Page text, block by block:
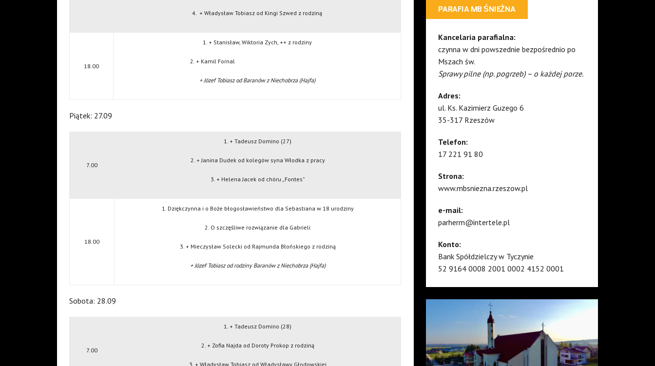
4. + Władysław Tobiasz od Kingi Szwed z rodziną
18.00
1. + Stanisław, Wiktoria Zych, ++ z rodziny
2. + Kamil Fornal
+ Józef Tobiasz od Baranów z Niechobrza (Hajfa)
Piątek: 27.09
7.00
1. + Tadeusz Domino (27)
2. + Janina Dudek od kolegów syna Włodka z pracy
3. + Helena Jacek od chóru „Fontes”
18.00
1. Dziękczynna i o Boże błogosławieństwo dla Sebastiana w 18 urodziny
2. O szczęśliwe rozwiązanie dla Gabrieli
3. + Mieczysław Solecki od Rajmunda Błońskiego z rodziną
+ Józef Tobiasz od rodziny Baranów z Niechobrza (Hajfa)
Sobota: 28.09
7.00
1. + Tadeusz Domino (28)
2. + Zofia Najda od Doroty Prokop z rodziną
3. + Władysław Tobiasz od Władysławy Głodowskiej
PARAFIA MB ŚNIEŻNA
Kancelaria parafialna:
czynna w dni powszednie bezpośrednio po
Mszach św.
Sprawy pilne (np. pogrzeb) – o każdej porze.
Adres:
ul. Ks. Kazimierz Guzego 6
35-317 Rzeszów
Telefon:
17 221 91 80
Strona:
www.mbsniezna.rzeszow.pl
e-mail:
parherm@intertele.pl
Konto:
Bank Spółdzielczy w Tyczynie
52 9164 0008 2001 0002 4152 0001